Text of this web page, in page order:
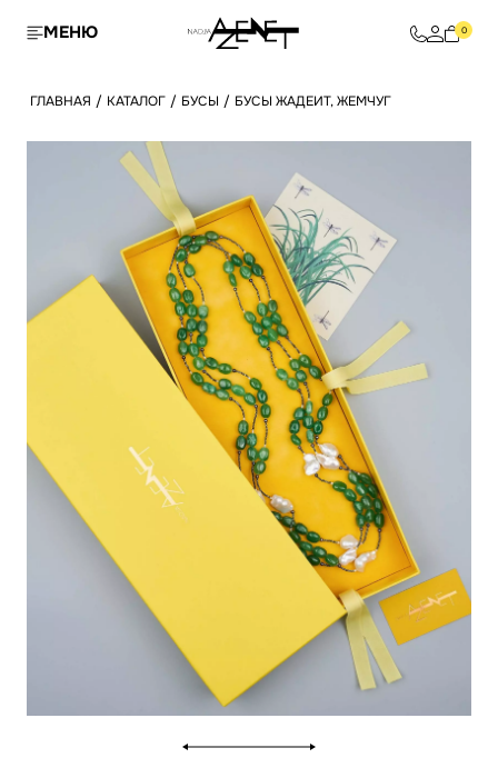
МЕНЮ 0
ГЛАВНАЯ / КАТАЛОГ / БУСЫ / БУСЫ ЖАДЕИТ, ЖЕМЧУГ